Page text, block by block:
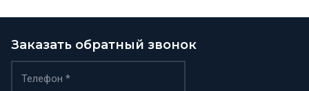
Заказать обратный звонок